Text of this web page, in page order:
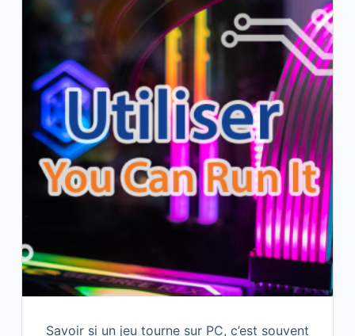
Savoir si un jeu tourne sur PC, c’est souvent